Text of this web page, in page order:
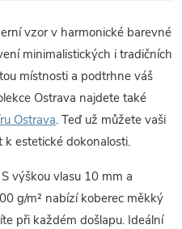
vzor v harmonické barevné
minimalistických i tradičních
místnosti a podtrhne váš
Ostrava najdete také
Ostrava. Teď už můžete vaši
estetické dokonalosti.
S výškou vlasu 10 mm a
g/m² nabízí koberec měkký
při každém došlapu. Ideální